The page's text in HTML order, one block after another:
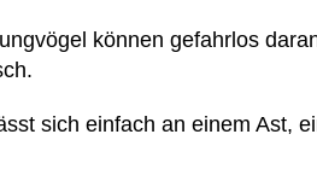
können gefahrlos
sich einfach an einem Ast,